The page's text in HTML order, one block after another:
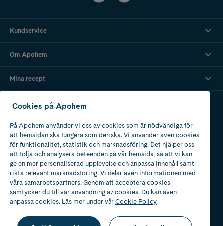
Kundservice
Om Apohem
Mina recept
Apotek med tillstånd
av Läkemedelsverket
Cookies på Apohem
På Apohem använder vi oss av cookies som är nödvändiga för
att hemsidan ska fungera som den ska. Vi använder även cookies
för funktionalitet, statistik och marknadsföring. Det hjälper oss
att följa och analysera beteenden på vår hemsida, så att vi kan
ge en mer personaliserad upplevelse och anpassa innehåll samt
rikta relevant marknadsföring. Vi delar även informationen med
våra samarbetspartners. Genom att acceptera cookies
samtycker du till vår användning av cookies. Du kan även
anpassa cookies. Läs mer under vårCookie Policy